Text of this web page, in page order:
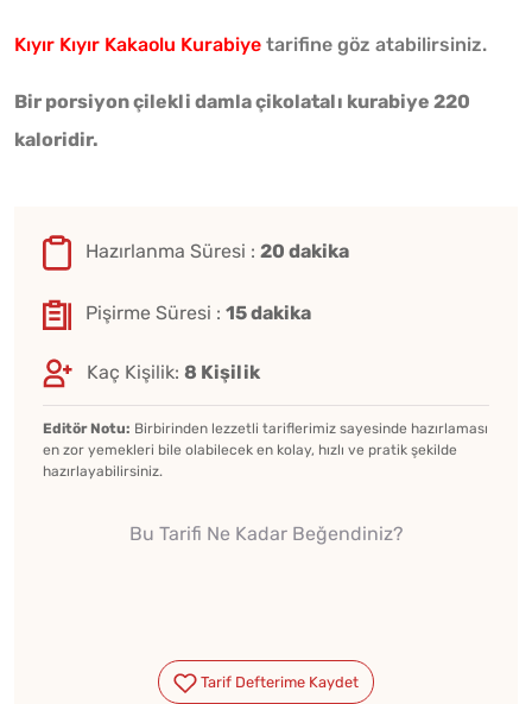
Kıyır Kıyır Kakaolu Kurabiye tarifine göz atabilirsiniz.
Bir porsiyon çilekli damla çikolatalı kurabiye 220
kaloridir.
Hazırlanma Süresi : 20 dakika
Pişirme Süresi : 15 dakika
Kaç Kişilik: 8 Kişilik
Editör Notu: Birbirinden lezzetli tariflerimiz sayesinde hazırlaması
en zor yemekleri bile olabilecek en kolay, hızlı ve pratik şekilde
hazırlayabilirsiniz.
Bu Tarifi Ne Kadar Beğendiniz?